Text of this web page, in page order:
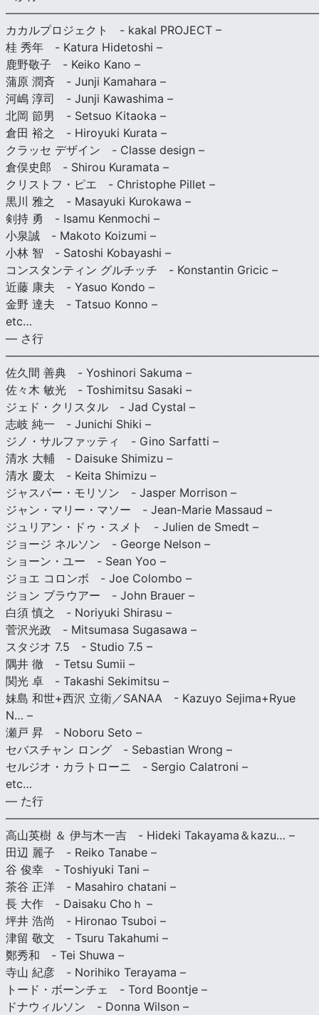
カカルプロジェクト - kakal PROJECT –
桂 秀年 - Katura Hidetoshi –
鹿野敬子 - Keiko Kano –
蒲原 潤斉 - Junji Kamahara –
河嶋 淳司 - Junji Kawashima –
北岡 節男 - Setsuo Kitaoka –
倉田 裕之 - Hiroyuki Kurata –
クラッセ デザイン - Classe design –
倉俣史郎 - Shirou Kuramata –
クリストフ・ピエ - Christophe Pillet –
黒川 雅之 - Masayuki Kurokawa –
剣持 勇 - Isamu Kenmochi –
小泉誠 - Makoto Koizumi –
小林 智 - Satoshi Kobayashi –
コンスタンティン グルチッチ - Konstantin Gricic –
近藤 康夫 - Yasuo Kondo –
金野 達夫 - Tatsuo Konno –
etc…
— さ行
佐久間 善典 - Yoshinori Sakuma –
佐々木 敏光 - Toshimitsu Sasaki –
ジェド・クリスタル - Jad Cystal –
志岐 純一 - Junichi Shiki –
ジノ・サルファッティ - Gino Sarfatti –
清水 大輔 - Daisuke Shimizu –
清水 慶太 - Keita Shimizu –
ジャスパー・モリソン - Jasper Morrison –
ジャン・マリー・マソー - Jean-Marie Massaud –
ジュリアン・ドゥ・スメト - Julien de Smedt –
ジョージ ネルソン - George Nelson –
ショーン・ユー - Sean Yoo –
ジョエ コロンボ - Joe Colombo –
ジョン ブラウアー - John Brauer –
白須 慎之 - Noriyuki Shirasu –
菅沢光政 - Mitsumasa Sugasawa –
スタジオ 7.5 - Studio 7.5 –
隅井 徹 - Tetsu Sumii –
関光 卓 - Takashi Sekimitsu –
妹島 和世+西沢 立衛／SANAA - Kazuyo Sejima+Ryue
N… –
瀬戸 昇 - Noboru Seto –
セバスチャン ロング - Sebastian Wrong –
セルジオ・カラトローニ - Sergio Calatroni –
etc…
— た行
高山英樹 ＆ 伊与木一吉 - Hideki Takayama＆kazu… –
田辺 麗子 - Reiko Tanabe –
谷 俊幸 - Toshiyuki Tani –
茶谷 正洋 - Masahiro chatani –
長 大作 - Daisaku Choｈ –
坪井 浩尚 - Hironao Tsuboi –
津留 敬文 - Tsuru Takahumi –
鄭秀和 - Tei Shuwa –
寺山 紀彦 - Norihiko Terayama –
トード・ボーンチェ - Tord Boontje –
ドナウィルソン - Donna Wilson –